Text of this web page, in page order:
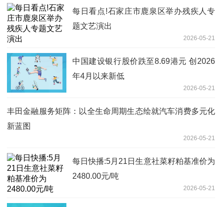
每日看点!石家庄市鹿泉区举办残疾人专
题文艺演出
2026-05-21
中国建设银行股价跌至8.69港元 创2026
年4月以来新低
2026-05-21
丰田金融服务矩阵：以全生命周期生态绘就汽车消费多元化
新蓝图
2026-05-21
每日快播:5月21日生意社菜籽粕基准价为
2480.00元/吨
2026-05-21